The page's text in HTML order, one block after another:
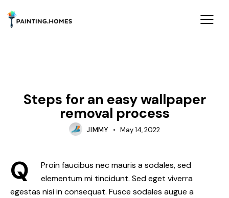
Steps for an easy wallpaper
removal process
JIMMY May 14, 2022
Q
Proin faucibus nec mauris a sodales, sed
elementum mi tincidunt. Sed eget viverra
egestas nisi in consequat. Fusce sodales augue a